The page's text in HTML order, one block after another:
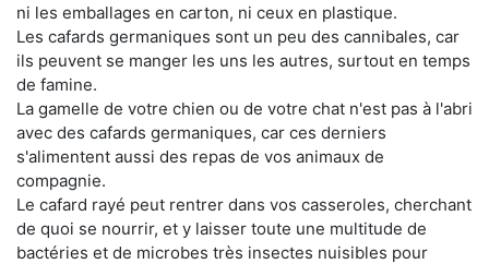
ni les emballages en carton, ni ceux en plastique.
Les cafards germaniques sont un peu des cannibales, car
ils peuvent se manger les uns les autres, surtout en temps
de famine.
La gamelle de votre chien ou de votre chat n'est pas à l'abri
avec des cafards germaniques, car ces derniers
s'alimentent aussi des repas de vos animaux de
compagnie.
Le cafard rayé peut rentrer dans vos casseroles, cherchant
de quoi se nourrir, et y laisser toute une multitude de
bactéries et de microbes très insectes nuisibles pour